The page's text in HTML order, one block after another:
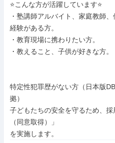
⭐️こんな方が活躍しています⭐️
・塾講師アルバイト、家庭教師
経験がある方。
・教育現場に携わりたい方。
・教えること、子供が好きな方。
特定性犯罪歴がない方（日本版
拠）
子どもたちの安全を守るため、
（同意取得）」
を実施します。